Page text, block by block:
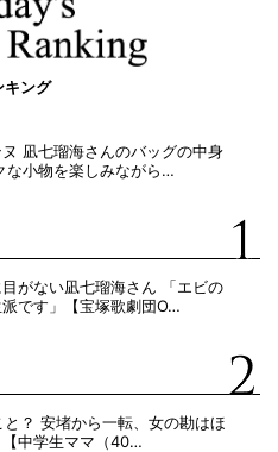
キング
凪七瑠海さんのバッグの中身
な小物を楽しみながら…
がない凪七瑠海さん 「エビの
です」【宝塚歌劇団O…
と？ 安堵から一転、女の勘はほ
中学生ママ（40…